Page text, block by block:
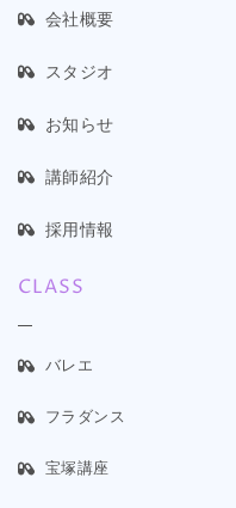
会社概要
スタジオ
お知らせ
講師紹介
採用情報
CLASS
バレエ
フラダンス
宝塚講座